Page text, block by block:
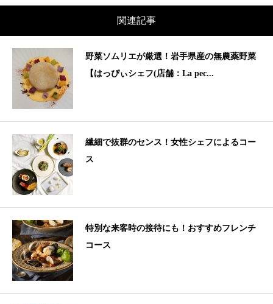
関連記事
野菜ソムリエが厳選！岩手県産の無農薬野菜
【はっぴぃシェフ(店舗：La pec...
繊細で抜群のセンス！女性シェフによるコー
ス
特別な来客時の接待にも！おすすめフレンチ
コース